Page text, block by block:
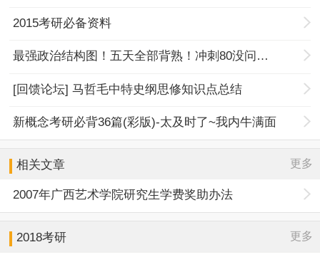
2015考研必备资料
最强政治结构图！五天全部背熟！冲刺80没问题！
[回馈论坛] 马哲毛中特史纲思修知识点总结
新概念考研必背36篇(彩版)-太及时了~我内牛满面
相关文章 更多
2007年广西艺术学院研究生学费奖助办法
2018考研 更多